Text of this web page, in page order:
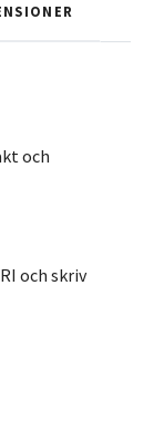
och
och skriv